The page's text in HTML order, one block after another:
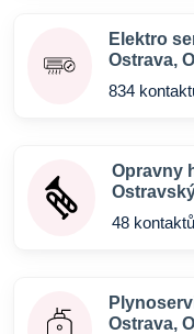
Elektro
Ostrava,
834
Opravny
48 kontaktů
Ostrava,